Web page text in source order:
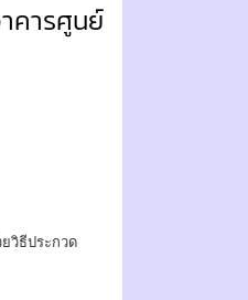
คารศูนย์
วิธีประกวด